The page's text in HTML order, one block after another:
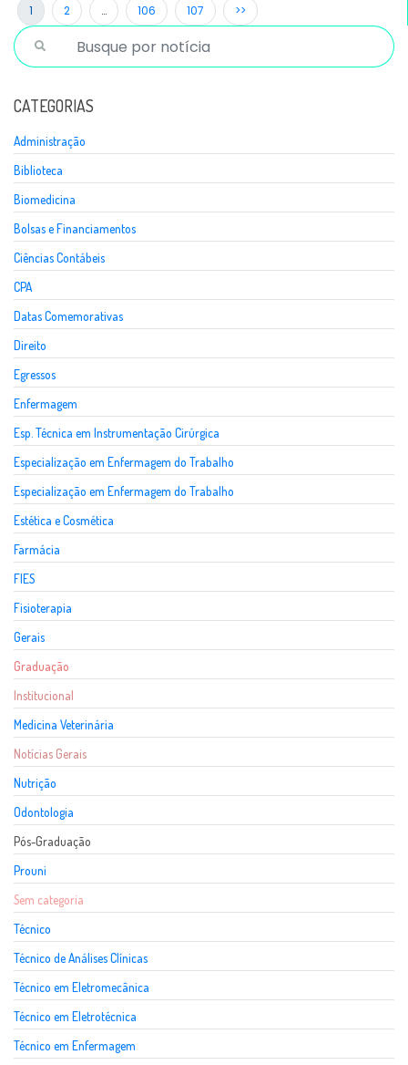
1 2 … 106 107 >>
CATEGORIAS
Administração
Biblioteca
Biomedicina
Bolsas e Financiamentos
Ciências Contábeis
CPA
Datas Comemorativas
Direito
Egressos
Enfermagem
Esp. Técnica em Instrumentação Cirúrgica
Especialização em Enfermagem do Trabalho
Especialização em Enfermagem do Trabalho
Estética e Cosmética
Farmácia
FIES
Fisioterapia
Gerais
Graduação
Institucional
Medicina Veterinária
Notícias Gerais
Nutrição
Odontologia
Pós-Graduação
Prouni
Sem categoria
Técnico
Técnico de Análises Clínicas
Técnico em Eletromecânica
Técnico em Eletrotécnica
Técnico em Enfermagem